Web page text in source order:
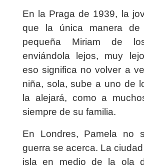
En la Praga de 1939, la
que la única manera
pequeña Miriam de
enviándola lejos, muy
eso significa no volver a
niña, sola, sube a uno de
la alejará, como a
siempre de su familia.
En Londres, Pamela no
guerra se acerca. La
isla en medio de la ola